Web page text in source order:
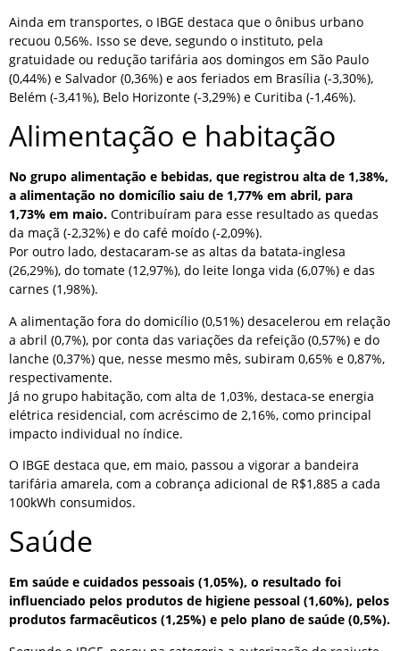
Ainda em transportes, o IBGE destaca que o ônibus urbano
recuou 0,56%. Isso se deve, segundo o instituto, pela
gratuidade ou redução tarifária aos domingos em São Paulo
(0,44%) e Salvador (0,36%) e aos feriados em Brasília (-3,30%),
Belém (-3,41%), Belo Horizonte (-3,29%) e Curitiba (-1,46%).
Alimentação e habitação
No grupo alimentação e bebidas, que registrou alta de 1,38%,
a alimentação no domicílio saiu de 1,77% em abril, para
1,73% em maio. Contribuíram para esse resultado as quedas
da maçã (-2,32%) e do café moído (-2,09%).
Por outro lado, destacaram-se as altas da batata-inglesa
(26,29%), do tomate (12,97%), do leite longa vida (6,07%) e das
carnes (1,98%).
A alimentação fora do domicílio (0,51%) desacelerou em relação
a abril (0,7%), por conta das variações da refeição (0,57%) e do
lanche (0,37%) que, nesse mesmo mês, subiram 0,65% e 0,87%,
respectivamente.
Já no grupo habitação, com alta de 1,03%, destaca-se energia
elétrica residencial, com acréscimo de 2,16%, como principal
impacto individual no índice.
O IBGE destaca que, em maio, passou a vigorar a bandeira
tarifária amarela, com a cobrança adicional de R$1,885 a cada
100kWh consumidos.
Saúde
Em saúde e cuidados pessoais (1,05%), o resultado foi
influenciado pelos produtos de higiene pessoal (1,60%), pelos
produtos farmacêuticos (1,25%) e pelo plano de saúde (0,5%).